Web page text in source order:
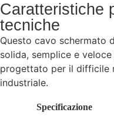
Caratteristiche
tecniche
Questo cavo schermato
solida, semplice e
progettato per il difficile
industriale.
Specificazione